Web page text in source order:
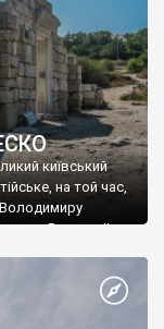
київський
на той час,
Василю ІІ, та
християнином.
Таврійського